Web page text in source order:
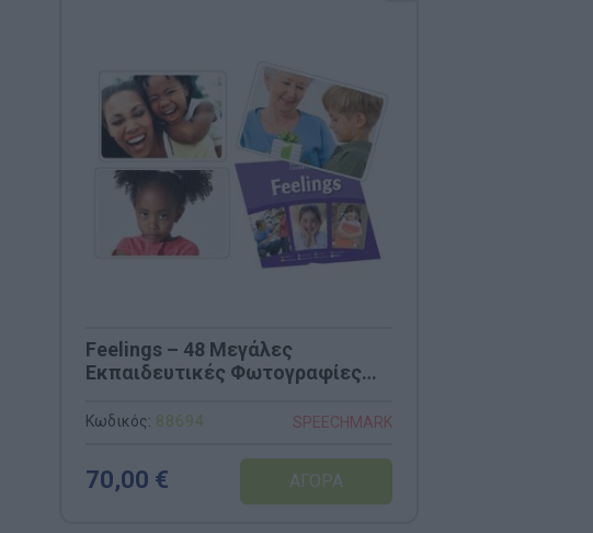
Feelings – 48 Μεγάλες
Εκπαιδευτικές Φωτογραφίες
(Speechmark)
Κωδικός: 88694 SPEECHMARK
70,00 €